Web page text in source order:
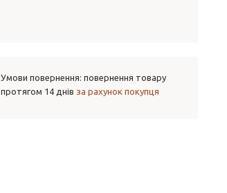
повернення товару
протягом 14 днів за рахунок покупця